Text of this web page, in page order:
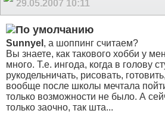
29.05.2007 10:11
Sunnyel , а шоппинг считаем?
Вы знаете, как такового хобби у
много. Т.е. ингода, когда в голову
рукодельничать, рисовать,
вообще после школы мечтала
только возможности не было. А
только заочно, так шта...